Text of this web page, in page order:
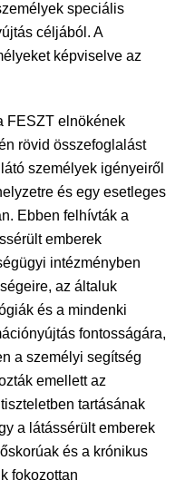
speciális
céljából. A
képviselve az
FESZT elnökének
rövid összefoglalást
személyek igényeiről
és egy esetleges
Ebben felhívták a
emberek
intézményben
az általuk
és a mindenki
fontosságára,
a személyi segítség
emellett az
tartásának
a látássérült emberek
és a krónikus
fokozottan